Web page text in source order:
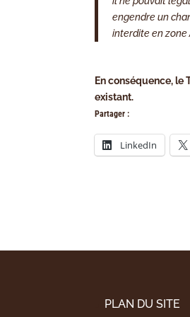
engendre un
interdite en zone
En conséquence, le
existant.
Partager :
LinkedIn
PLAN DU SITE